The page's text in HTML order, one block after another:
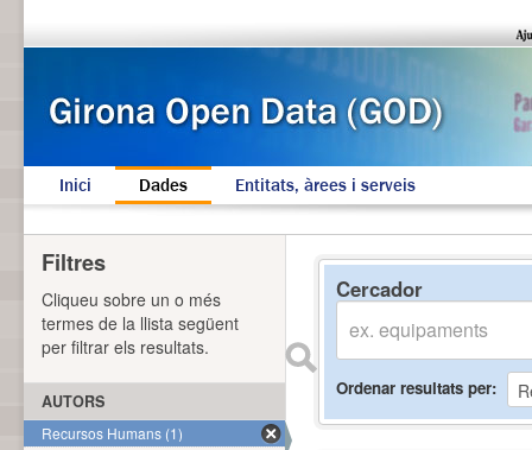
Inici Dades Entitats, àrees i serveis
Cercador
Ordenar resultats per
Filtres
Cliqueu sobre un o més
termes de la llista següent
per filtrar els resultats.
AUTORS
Recursos Humans (1)